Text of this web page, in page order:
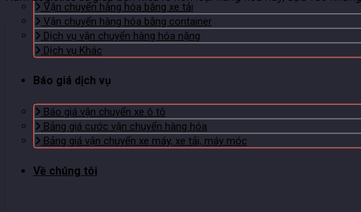
Vận chuyển hàng hóa bằng xe tải
Vận chuyển hàng hóa bằng container
Dịch vụ vận chuyển hàng hóa nặng
Dịch vụ Khác
Báo giá dịch vụ
Báo giá vận chuyển xe ô tô
Bảng giá cước vận chuyển hàng hóa
Bảng giá vận chuyển xe máy, xe tải, máy móc
Về chúng tôi